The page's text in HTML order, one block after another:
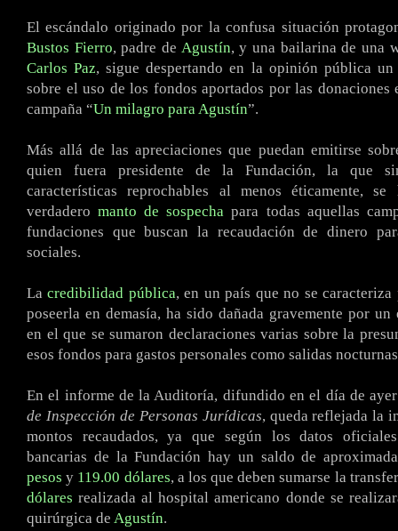
El escándalo originado por la confusa situación
Bustos Fierro, padre de Agustín, y una bailarina de una
Carlos Paz, sigue despertando en la opinión pública un
sobre el uso de los fondos aportados por las donaciones
campaña “Un milagro para Agustín”.
Más allá de las apreciaciones que puedan emitirse
quien fuera presidente de la Fundación, la que
características reprochables al menos éticamente,
verdaderomanto de sospecha para todas aquellas
fundaciones que buscan la recaudación de dinero
sociales.
Lacredibilidad pública, en un país que no se caracteriza
poseerla en demasía, ha sido dañada gravemente por
en el que se sumaron declaraciones varias sobre la
esos fondos para gastos personales como salidas
En el informe de la Auditoría, difundido en el día de
de Inspección de Personas Jurídicas, queda reflejada la
montos recaudados, ya que según los datos
bancarias de la Fundación hay un saldo de
pesos y 119.00 dólares, a los que deben sumarse la
dólares realizada al hospital americano donde se
quirúrgica de Agustín.